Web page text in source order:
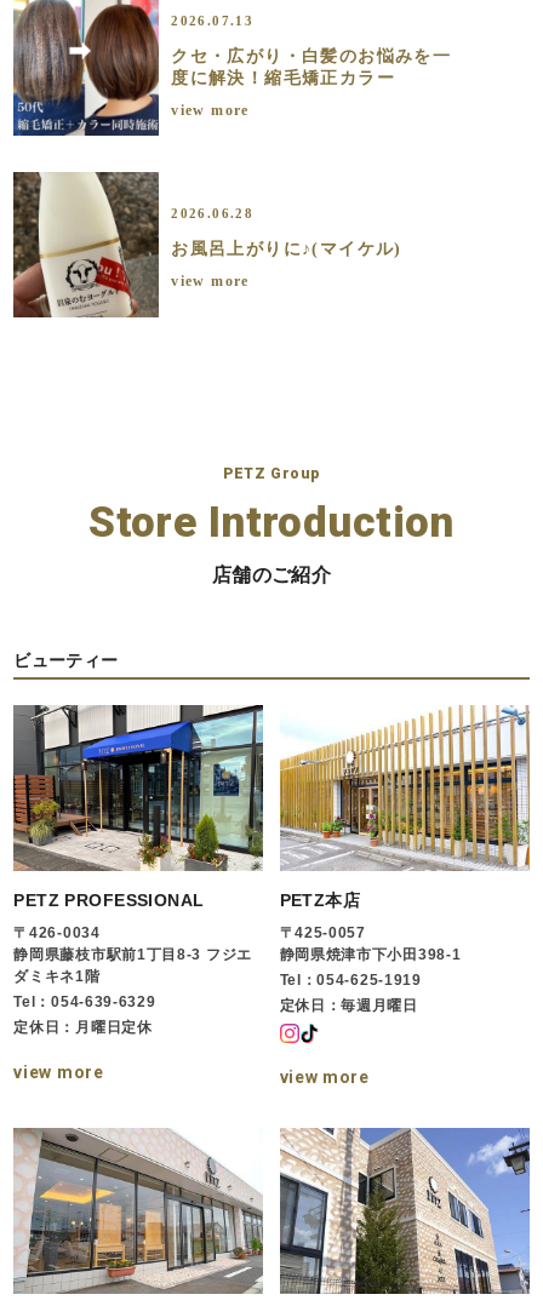
2026.07.13
クセ・広がり・白髪のお悩みを一
度に解決！縮毛矯正カラー
view more
2026.06.28
お風呂上がりに♪(マイケル)
view more
PETZ Group
Store Introduction
店舗のご紹介
ビューティー
PETZ PROFESSIONAL
〒426-0034
静岡県藤枝市駅前1丁目8-3 フジエ
ダミキネ1階
Tel：054-639-6329
定休日：月曜日定休
view more
PETZ本店
〒425-0057
静岡県焼津市下小田398-1
Tel：054-625-1919
定休日：毎週月曜日
view more